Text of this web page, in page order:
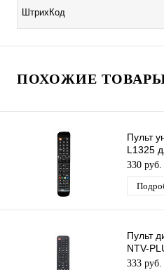
ШтрихКод
ПОХОЖИЕ ТОВАРЫ
Пульт
L1325
Doffler
330 руб.
Пульт
NTV-
333 руб.